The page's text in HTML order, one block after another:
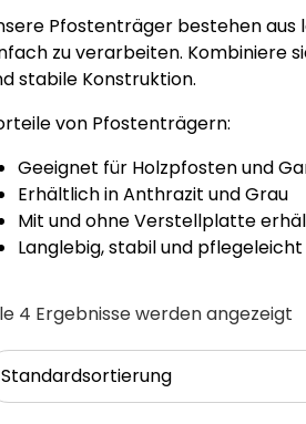
Pfostenträger bestehen
zu verarbeiten. Kombiniere
stabile Konstruktion.
von Pfostenträgern:
Geeignet für Holzpfosten und
Erhältlich in Anthrazit und Grau
Mit und ohne Verstellplatte
Langlebig, stabil und pflegeleicht
4 Ergebnisse werden angezeigt